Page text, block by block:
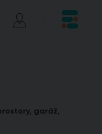
garáž,